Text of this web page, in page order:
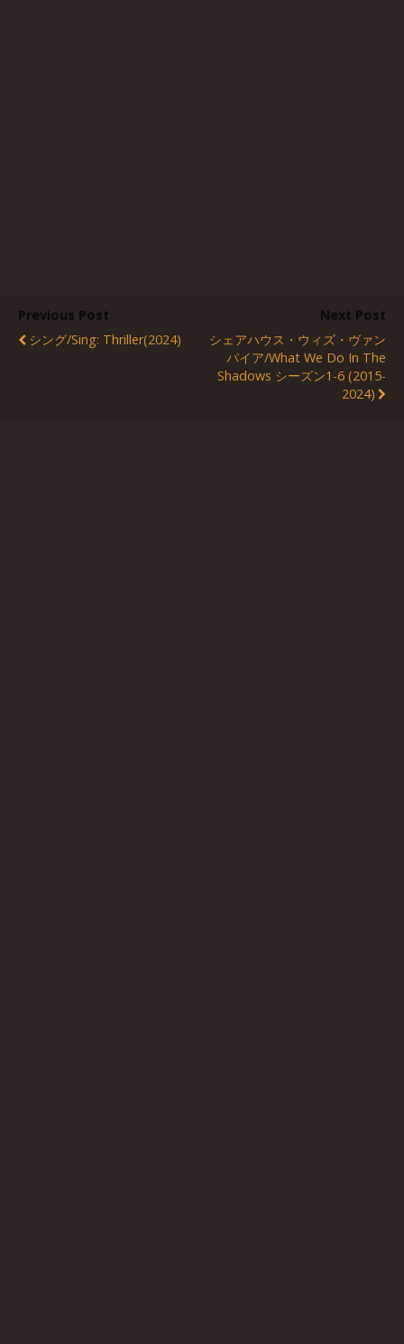
Previous Post
シング/Sing: Thriller(2024)
Next Post
シェアハウス・ウィズ・ヴァン
パイア/What We Do In The
Shadows シーズン1-6 (2015-
2024)